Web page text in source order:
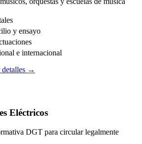
y ensayo
e internacional
detalles →
Eléctricos
DGT para circular legalmente